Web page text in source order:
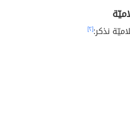
نذكر:[٢]